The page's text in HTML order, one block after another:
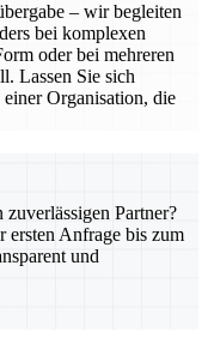
– wir begleiten
bei komplexen
oder bei mehreren
Lassen Sie sich
Organisation, die
Partner?
ersten Anfrage bis zum
und